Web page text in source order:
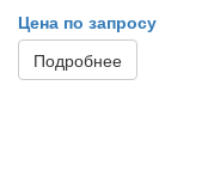
Цена по запросу
Подробнее